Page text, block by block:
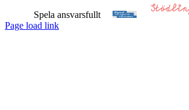
Spela ansvarsfullt
Page load link